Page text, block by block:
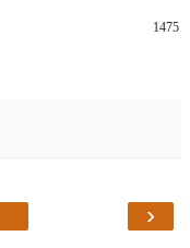
1475
›